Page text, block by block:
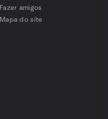
Fazer amigos
Mapa do site